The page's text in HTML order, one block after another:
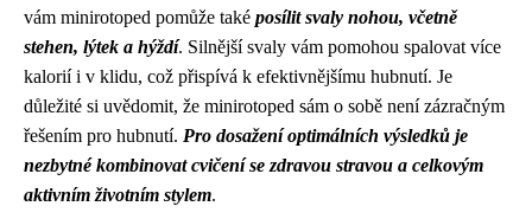
vám minirotoped pomůže také posílit svaly nohou, včetně
stehen, lýtek a hýždí. Silnější svaly vám pomohou spalovat více
kalorií i v klidu, což přispívá k efektivnějšímu hubnutí. Je
důležité si uvědomit, že minirotoped sám o sobě není zázračným
řešením pro hubnutí. Pro dosažení optimálních výsledků je
nezbytné kombinovat cvičení se zdravou stravou a celkovým
aktivním životním stylem.